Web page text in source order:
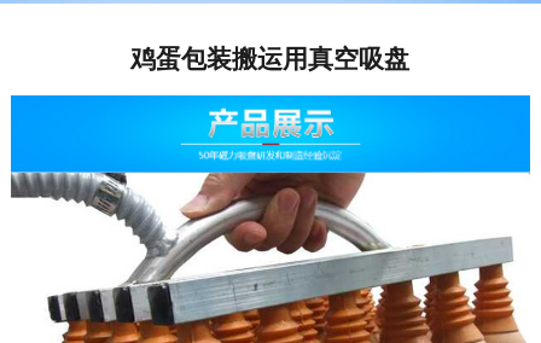
客户评价
工厂环境
荣誉资质
定制服务
鸡蛋包装搬运用真空吸盘